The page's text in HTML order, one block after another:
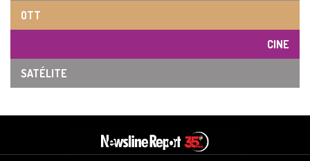
OTT
CINE
SATÉLITE